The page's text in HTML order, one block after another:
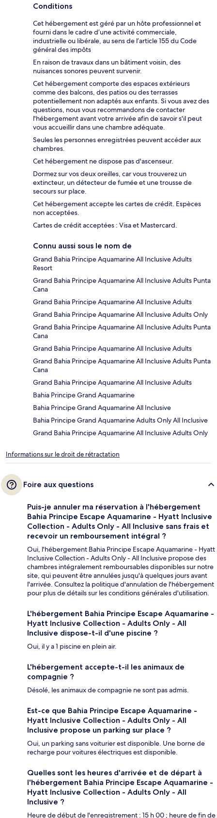
Conditions
Cet hébergement est géré par un hôte professionnel et
fourni dans le cadre d’une activité commerciale,
industrielle ou libérale, au sens de l’article 155 du Code
général des impôts
En raison de travaux dans un bâtiment voisin, des
nuisances sonores peuvent survenir.
Cet hébergement comporte des espaces extérieurs
comme des balcons, des patios ou des terrasses
potentiellement non adaptés aux enfants. Si vous avez des
questions, nous vous recommandons de contacter
l'hébergement avant votre arrivée afin de savoir s'il peut
vous accueillir dans une chambre adéquate.
Seules les personnes enregistrées peuvent accéder aux
chambres.
Cet hébergement ne dispose pas d'ascenseur.
Dormez sur vos deux oreilles, car vous trouverez un
extincteur, un détecteur de fumée et une trousse de
secours sur place.
Cet hébergement accepte les cartes de crédit. Espèces
non acceptées.
Cartes de crédit acceptées : Visa et Mastercard.
Connu aussi sous le nom de
Grand Bahia Principe Aquamarine All Inclusive Adults
Resort
Grand Bahia Principe Aquamarine All Inclusive Adults Punta
Cana
Grand Bahia Principe Aquamarine All Inclusive Adults
Grand Bahia Principe Aquamarine All Inclusive Adults Only
Grand Bahia Principe Aquamarine All Inclusive Adults Punta
Cana
Grand Bahia Principe Aquamarine All Inclusive Adults
Grand Bahia Principe Aquamarine All Inclusive Adults Punta
Cana
Grand Bahia Principe Aquamarine All Inclusive Adults
Bahia Principe Grand Aquamarine
Bahia Principe Grand Aquamarine All Inclusive
Bahia Principe Grand Aquamarine Adults Only All Inclusive
Grand Bahia Principe Aquamarine All Inclusive Adults Only
Informations sur le droit de rétractation
Foire aux questions
Puis-je annuler ma réservation à l'hébergement
Bahia Principe Escape Aquamarine - Hyatt Inclusive
Collection - Adults Only - All Inclusive sans frais et
recevoir un remboursement intégral ?
Oui, l'hébergement Bahia Principe Escape Aquamarine - Hyatt
Inclusive Collection - Adults Only - All Inclusive propose des
chambres intégralement remboursables disponibles sur notre
site, qui peuvent être annulées jusqu'à quelques jours avant
l'arrivée. Consultez la politique d'annulation de l'hébergement
pour plus de détails sur les conditions générales d'utilisation.
L'hébergement Bahia Principe Escape Aquamarine -
Hyatt Inclusive Collection - Adults Only - All
Inclusive dispose-t-il d'une piscine ?
Oui, il y a 1 piscine en plein air.
L'hébergement accepte-t-il les animaux de
compagnie ?
Désolé, les animaux de compagnie ne sont pas admis.
Est-ce que Bahia Principe Escape Aquamarine -
Hyatt Inclusive Collection - Adults Only - All
Inclusive propose un parking sur place ?
Oui, un parking sans voiturier est disponible. Une borne de
recharge pour voitures électriques est disponible.
Quelles sont les heures d'arrivée et de départ à
l'hébergement Bahia Principe Escape Aquamarine -
Hyatt Inclusive Collection - Adults Only - All
Inclusive ?
Heure de début de l'enregistrement : 15 h 00 ; heure de fin de